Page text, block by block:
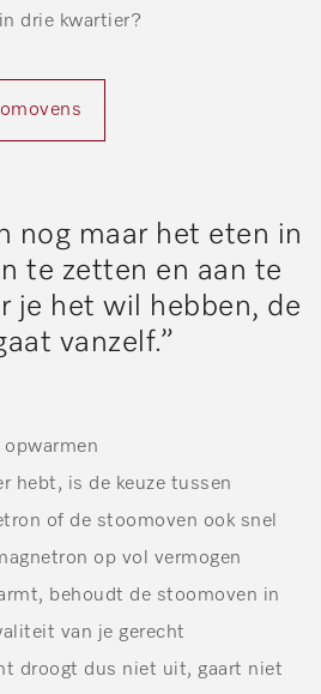
drie kwartier?
nog maar het eten in
te zetten en aan te
je het wil hebben, de
vanzelf.”
hebt, is de keuze tussen
of de stoomoven ook snel
op vol vermogen
behoudt de stoomoven in
van je gerecht
droogt dus niet uit, gaart niet